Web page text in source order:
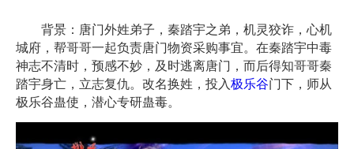
背景：唐门外姓弟子，秦踏宇之弟，机灵狡诈，心机
城府，帮哥哥一起负责唐门物资采购事宜。在秦踏宇中毒
神志不清时，预感不妙，及时逃离唐门，而后得知哥哥秦
踏宇身亡，立志复仇。改名换姓，投入极乐谷门下，师从
极乐谷蛊使，潜心专研蛊毒。